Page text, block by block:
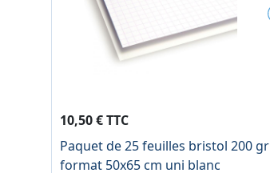
10,50 € TTC
Paquet de 25 feuilles bristol 200 gr
format 50x65 cm uni blanc